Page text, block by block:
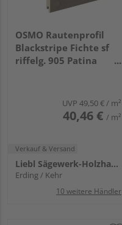
OSMO Rautenprofil
Blackstripe Fichte sf
riffelg. 905 Patina
UVP 49,50 € / m²
40,46 € / m²
Verkauf & Versand
Liebl Sägewerk-Holzhandlung KG
Erding / Kehr
10 weitere Händler